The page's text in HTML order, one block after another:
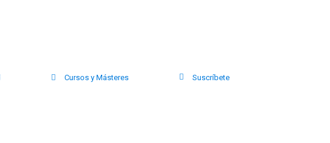
Suscríbete
Cursos y Másteres